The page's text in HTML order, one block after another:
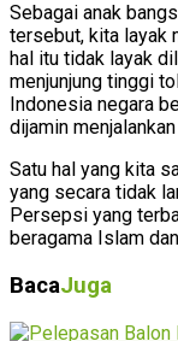
Sebagai anak
tersebut, kita layak
hal itu tidak layak
menjunjung tinggi
Indonesia negara
dijamin
Satu hal yang kita
yang secara tidak
Persepsi yang
beragama Islam
BacaJuga